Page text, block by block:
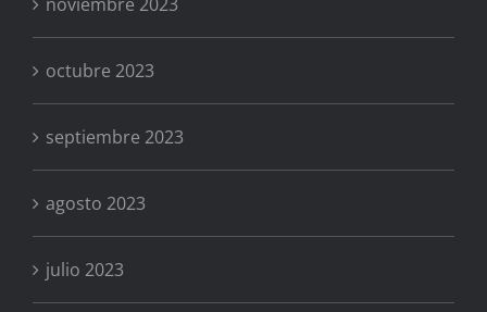
octubre 2023
septiembre 2023
agosto 2023
julio 2023